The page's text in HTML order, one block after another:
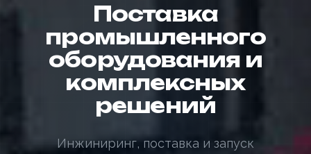
Поставка
промышленного
оборудования и
комплексных
решений
Инжиниринг, поставка и запуск